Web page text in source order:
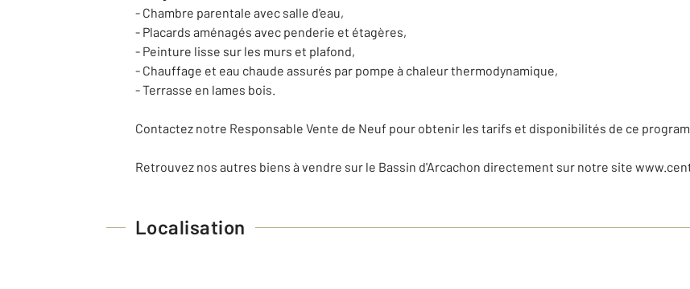
- Chambre parentale avec salle d'eau,
- Placards aménagés avec penderie et étagères,
- Peinture lisse sur les murs et plafond,
- Chauffage et eau chaude assurés par pompe à chaleur thermodynamique,
- Terrasse en lames bois.
Contactez notre Responsable Vente de Neuf pour obtenir les tarifs et disponibilités de ce
Retrouvez nos autres biens à vendre sur le Bassin d'Arcachon directement sur notre site
Localisation